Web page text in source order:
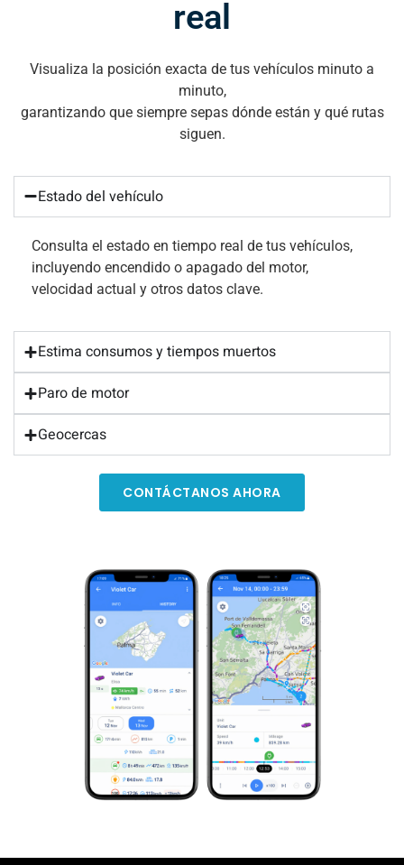
real
Visualiza la posición exacta de tus vehículos minuto a
minuto,
garantizando que siempre sepas dónde están y qué rutas
siguen.
Estado del vehículo
Consulta el estado en tiempo real de tus vehículos,
incluyendo encendido o apagado del motor,
velocidad actual y otros datos clave.
Estima consumos y tiempos muertos
Paro de motor
Geocercas
CONTÁCTANOS AHORA